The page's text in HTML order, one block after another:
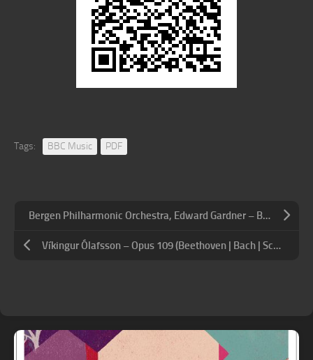
Tags: BBC Music PDF
Bergen Philharmonic Orchestra, Edward Gardner – Brahms: Symphony No. 2 in D Major, Op. 73 & Symphony No. 4 in E Minor, Op. 98
Víkingur Ólafsson – Opus 109 (Beethoven | Bach | Schubert)